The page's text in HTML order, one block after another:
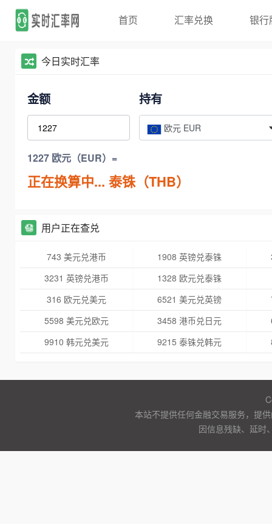
首页 汇率兑换 银行
今日实时汇率
金额 持有
欧元 EUR
1227 欧元（EUR）=
正在换算中... 泰铢（THB）
用户正在查兑
743 美元兑港币 1908 英镑兑泰铢
3231 英镑兑港币
1328 欧元兑泰铢
316 欧元兑美元
6521 美元兑英镑
5598 美元兑欧元
3458 港币兑日元
9910 韩元兑美元
9215 泰铢兑韩元
本站不提供任何金融交易服务，提
因信息残缺、延时